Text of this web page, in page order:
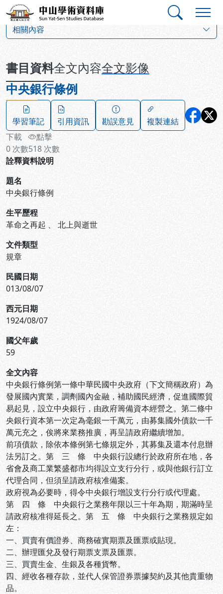
跳到主要內容
中山學術資料庫
相關內容
書目資料全文內容全文影像
中央銀行條例
學習筆記 引用資訊 勘誤意見
複製連結
下載
0 次數
點擊
518 次數
詮釋資料說明
題名
中央銀行條例
生平歷程
革命之再起 、 北上與逝世
文件類型
規章
民國日期
013/08/07
西元日期
1924/08/07
國父年歲
59
全文內容
中央銀行條例第一條中華民國中央政府（下文簡稱政府）為
發展國內實業，調劑國內金融，補助國民經濟，促進國際貿
易起見，設立中央銀行，由政府籌備資本經營之。第二條中
央銀行資本第一次定為毫銀一千萬元，由募集國外債款一千
萬元充之，俟將來業務推廣，再呈請政府繼續增加。
前項債款，除依本條例第七條規定外，其募集及還本付息辦
法另訂之。第 三 條 中央銀行設總行於政府所在地，各
省會及商工業繁盛都市均得設立支行分行，或與他銀行訂立
代理合同，但須呈請政府核准備案。
政府視為必要時，得令中央銀行增設支行分行或代理處。
第 四 條 中央銀行之業務年限以三十年為期，期滿時呈
請政府核准得延長之。第 五 條 中央銀行之業務規定如
左：
一、買賣有價證券、商務確實期票及匯票或貼現。
二、辦理匯兌及發行期票支票及匯票。
三、買賣生金、生銀及各種貨幣。
四、經收各種存款，並代人保管證券票據契約及其他貴重物
品。